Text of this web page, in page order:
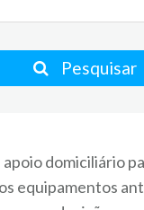
Pesquisar
domiciliário
equipamentos